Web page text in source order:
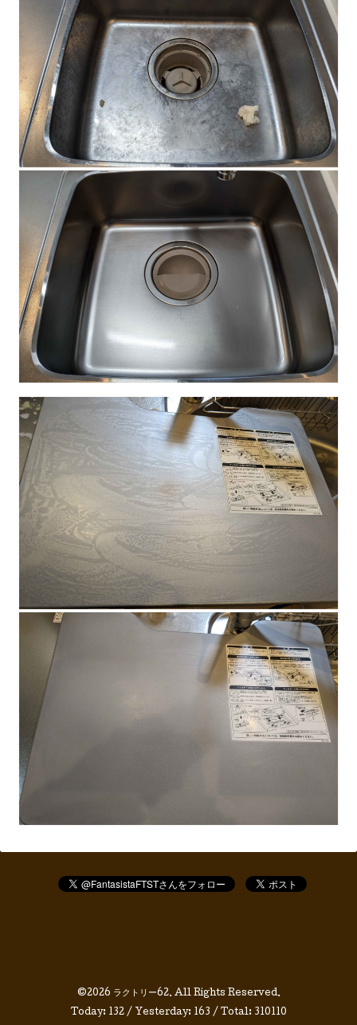
©2026 ラクトリー62. All Rights Reserved.
Today: 132/ Yesterday: 163 / Total: 310110